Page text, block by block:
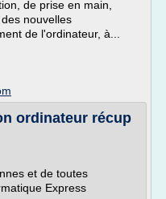
de prise en main,
nouvelles
de l'ordinateur, à...
ordinateur récup
et de toutes
Express